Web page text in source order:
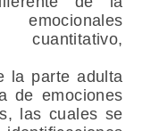
la parte adulta
de emociones
las cuales se